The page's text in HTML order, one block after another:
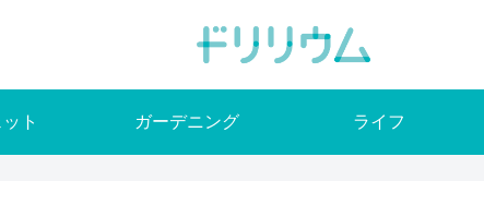
ト ガーデニング ライフ